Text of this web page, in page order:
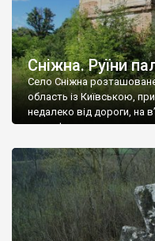
Сніжна. Руїни
Село Сніжна розташоване
область із Київською,
недалеко від дороги, на
рельєфне пано, яке
не видно, але видно дві